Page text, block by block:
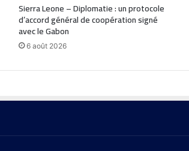
Sierra Leone – Diplomatie : un protocole
d’accord général de coopération signé
avec le Gabon
6 août 2026